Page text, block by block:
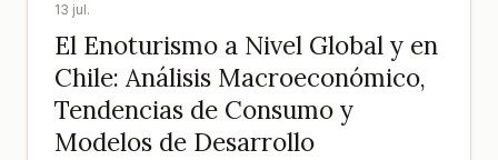
13 jul.
El Enoturismo a Nivel Global y en
Chile: Análisis Macroeconómico,
Tendencias de Consumo y
Modelos de Desarrollo